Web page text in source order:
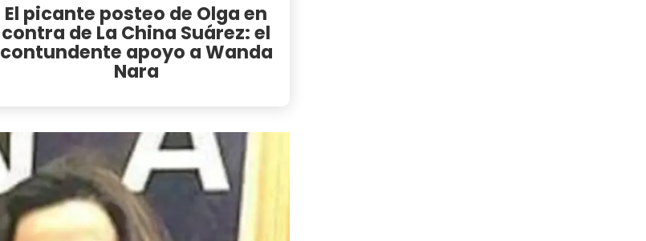
El picante posteo de Olga en
contra de La China Suárez: el
contundente apoyo a Wanda
Nara